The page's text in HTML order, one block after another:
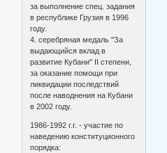
за выполнение спец. задания
в республике Грузия в 1996
году.
4. серебряная медаль "За
выдающийся вклад в
развитие Кубани" II степени,
за оказание помощи при
ликвидации последствий
после наводнения на Кубани
в 2002 году.
1986-1992 г.г. - участие по
наведению конституционного
порядка: